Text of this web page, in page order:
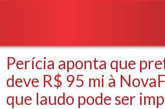
Perícia aponta que
deve R$ 95 mi à
que laudo pode ser